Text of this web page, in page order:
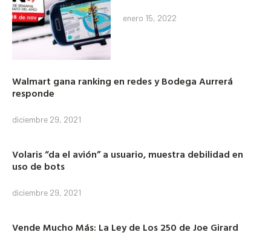
enero 15, 2022
Walmart gana ranking en redes y Bodega Aurrerá
responde
diciembre 29, 2021
Volaris “da el avión” a usuario, muestra debilidad en
uso de bots
diciembre 29, 2021
Vende Mucho Más: La Ley de Los 250 de Joe Girard